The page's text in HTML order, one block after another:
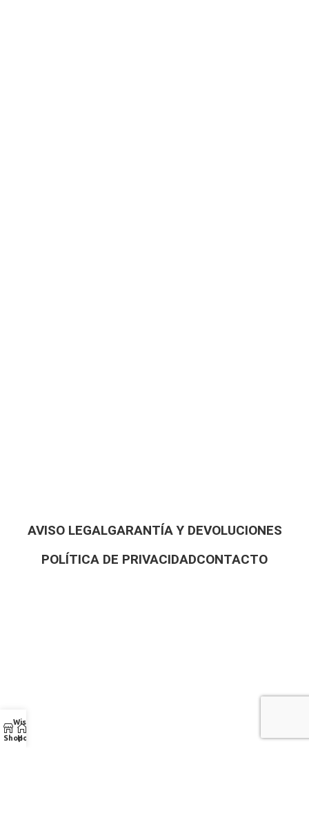
AVISO LEGALGARANTÍA Y DEVOLUCIONES
POLÍTICA DE PRIVACIDADCONTACTO
Shop
Wishlist
Home